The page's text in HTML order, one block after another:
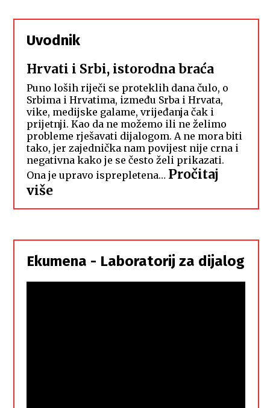
Uvodnik
Hrvati i Srbi, istorodna braća
Puno loših riječi se proteklih dana čulo, o
Srbima i Hrvatima, između Srba i Hrvata,
vike, medijske galame, vrijeđanja čak i
prijetnji. Kao da ne možemo ili ne želimo
probleme rješavati dijalogom. A ne mora biti
tako, jer zajednička nam povijest nije crna i
negativna kako je se često želi prikazati.
Ona je upravo isprepletena… Pročitaj
više:
Hrvati
Srbi,
istorodna
braća
Ekumena - Laboratorij za dijalog